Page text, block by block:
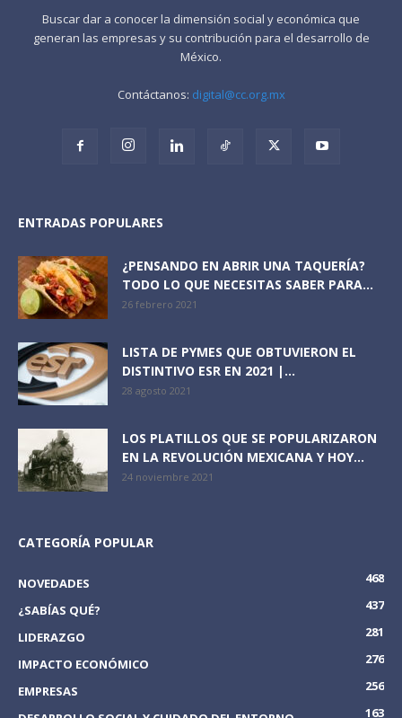
Buscar dar a conocer la dimensión social y económica que
generan las empresas y su contribución para el desarrollo de
México.
Contáctanos: digital@cc.org.mx
ENTRADAS POPULARES
¿PENSANDO EN ABRIR UNA TAQUERÍA?
TODO LO QUE NECESITAS SABER PARA...
26 febrero 2021
LISTA DE PYMES QUE OBTUVIERON EL
DISTINTIVO ESR EN 2021 |...
28 agosto 2021
LOS PLATILLOS QUE SE POPULARIZARON
EN LA REVOLUCIÓN MEXICANA Y HOY...
24 noviembre 2021
CATEGORÍA POPULAR
NOVEDADES
468
¿SABÍAS QUÉ?
437
LIDERAZGO
281
IMPACTO ECONÓMICO
276
EMPRESAS
256
163